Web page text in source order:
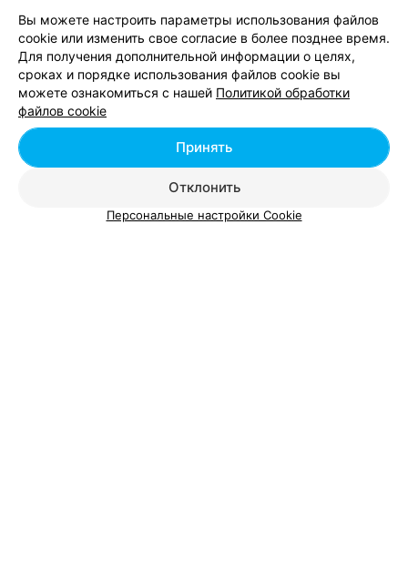
Добавить компанию
Добавить специалиста
Вы можете настроить параметры использования файлов
cookie или изменить свое согласие в более позднее время.
Для получения дополнительной информации о целях,
сроках и порядке использования файлов cookie вы
можете ознакомиться с нашей Политикой обработки
файлов cookie
Отклонить
Принять
Персональные настройки Cookie